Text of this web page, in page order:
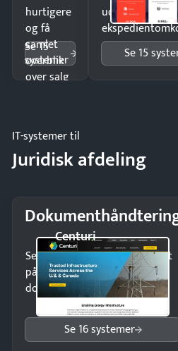
hurtigere
og få
samlet
overblik
over salg
Se 15
systemer
uden
Se 15
IT-systemer til
Juridisk afdeling
Centuri
Send kontrakter til underskrift
på minutter og mist ingen
dokumenter.
Se 16 systemer